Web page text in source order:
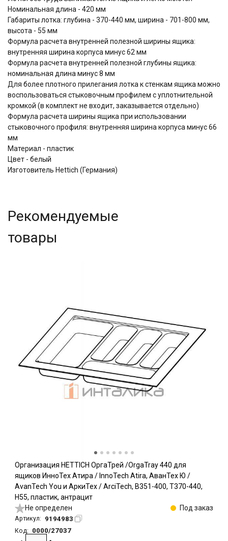
Номинальная длина - 420 мм
Габариты лотка: глубина - 370-440 мм, ширина - 701-800 мм,
высота - 55 мм
Формула расчета внутренней полезной ширины ящика:
внутренняя ширина корпуса минус 62 мм
Формула расчета внутренней полезной глубины ящика:
номинальная длина минус 8 мм
Для более плотного прилегания лотка к стенкам ящика можно
воспользоваться стыковочным профилем с уплотнительной
кромкой (в комплект не входит, заказывается отдельно)
Формула расчета ширины ящика при использовании
стыковочного профиля: внутренняя ширина корпуса минус 66
мм
Материал - пластик
Цвет - белый
Изготовитель Hettich (Германия)
Рекомендуемые
товары
Организация HETTICH ОргаТрей /OrgaTray 440 для
ящиков ИнноТех Атира / InnoTech Atira, АванТех Ю /
AvanTech You и АркиТех / ArciTech, B351-400, T370-440,
H55, пластик, антрацит
Не определен
Под заказ
Артикул: 9194983
Код: 0000/27037